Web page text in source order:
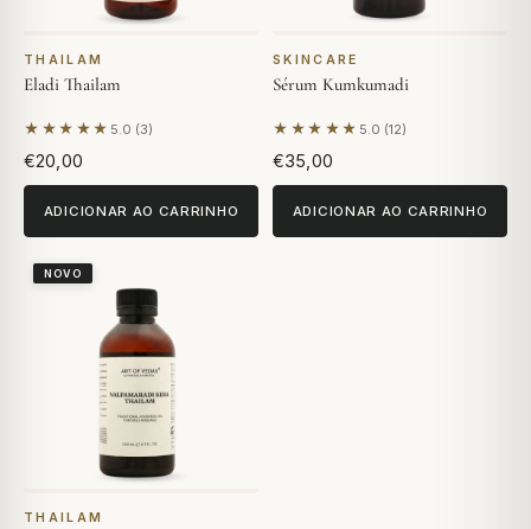
THAILAM
Eladi Thailam
★★★★★ 5.0 (3)
Com base em 3 avaliações
€20,00
ADICIONAR AO CARRINHO
SKINCARE
Sérum Kumkumadi
★★★★★ 5.0 (12)
Com base em 12 avaliações
€35,00
ADICIONAR AO CARRINHO
NOVO
THAILAM